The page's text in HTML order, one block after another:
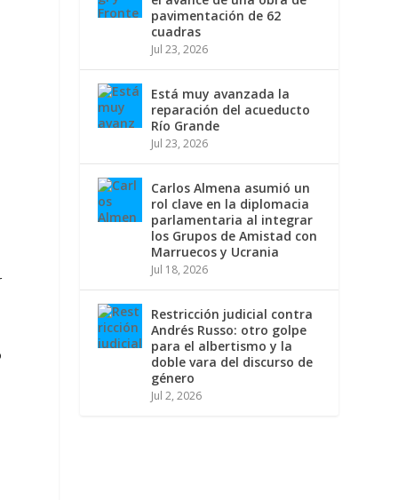
pavimentación de 62
cuadras
Jul 23, 2026
Está muy avanzada la
reparación del acueducto
Río Grande
Jul 23, 2026
Carlos Almena asumió un
rol clave en la diplomacia
parlamentaria al integrar
los Grupos de Amistad con
Marruecos y Ucrania
Jul 18, 2026
Restricción judicial contra
Andrés Russo: otro golpe
para el albertismo y la
doble vara del discurso de
género
Jul 2, 2026